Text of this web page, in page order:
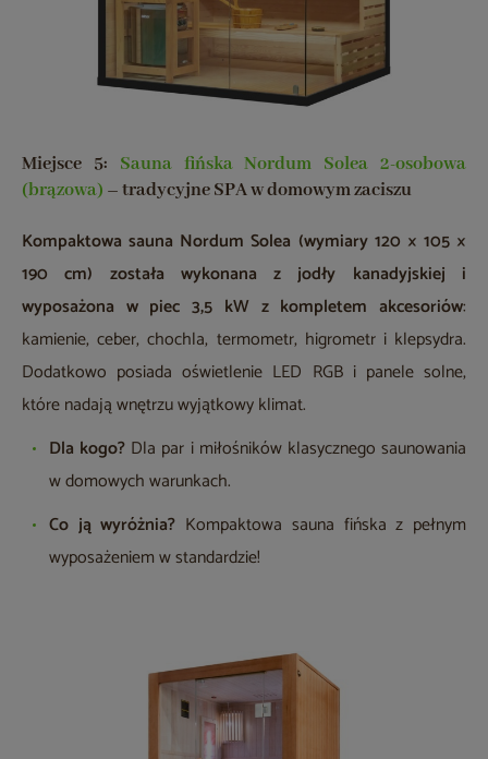
Miejsce 5: Sauna fińska Nordum Solea 2-osobowa
(brązowa) –tradycyjne SPA w domowym zaciszu
Kompaktowa sauna Nordum Solea (wymiary 120 × 105 ×
190 cm) została wykonana z jodły kanadyjskiej i
wyposażona w piec 3,5 kW z kompletem akcesoriów:
kamienie, ceber, chochla, termometr, higrometr i klepsydra.
Dodatkowo posiada oświetlenie LED RGB i panele solne,
które nadają wnętrzu wyjątkowy klimat.
Dla kogo? Dla par i miłośników klasycznego saunowania
w domowych warunkach.
Co ją wyróżnia? Kompaktowa sauna fińska z pełnym
wyposażeniem w standardzie!